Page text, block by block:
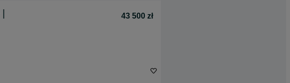
43 500 zł